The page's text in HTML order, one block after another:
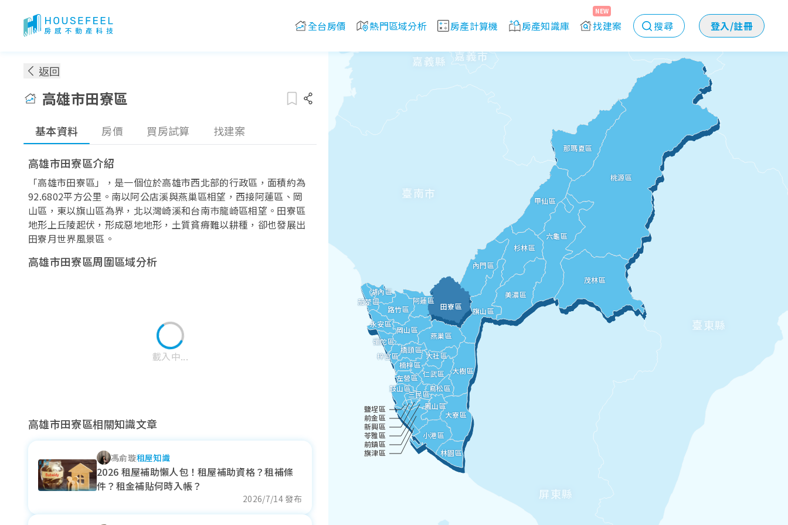
全台房價 熱門區域分析 房產計算機 房產知識庫 找建案
NEW
搜尋 登入/註冊
返回
高雄市田寮區
基本資料 房價 買房試算 找建案
高雄市田寮區介紹
「高雄市田寮區」，是一個位於高雄市西北部的行政區，面積約為
92.6802平方公里。南以阿公店溪與燕巢區相望，西接阿蓮區、岡
山區，東以旗山區為界，北以灣崎溪和台南巿龍崎區相望。田寮區
地形上丘陵起伏，形成惡地地形，土質貧瘠難以耕種，卻也發展出
田寮月世界風景區。
高雄市田寮區周圍區域分析
載入中...
關廟區
近一年成交單價
龍崎區
近一年成交單價
岡山區
近一年成交單價
高雄市田寮區相關知識文章
馮俞璇租屋知識
2026 租屋補助懶人包！租屋補助資格？租補條
件？租金補貼何時入帳？
2026/7/14 發布
嘉義市
高雄市
嘉義縣
臺南市
澎湖縣
屏東縣
臺東縣
那瑪夏區
甲仙區
桃源區
杉林區
六龜區
茂林區
內門區
湖內區
茄萣區
阿蓮區
路竹區
田寮區 旗山區
美濃區
永安區
岡山區
燕巢區
彌陀區
梓官區
橋頭區
楠梓區
大社區
大樹區
仁武區
左營區
鼓山區
鳥松區
三民區
新興區
前金區
鹽埕區
苓雅區
鳳山區
前鎮區
大寮區
旗津區
小港區
林園區